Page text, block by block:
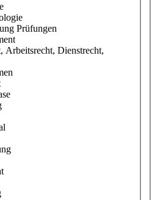
Prüfungen
Arbeitsrecht, Dienstrecht,